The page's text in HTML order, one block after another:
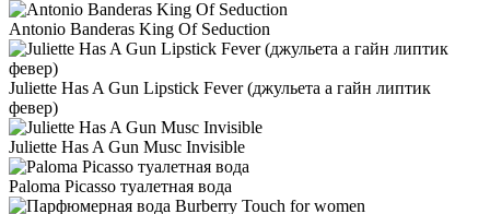
Antonio Banderas King Of Seduction
Juliette Has A Gun Lipstick Fever (джульета а гайн липтик
февер)
Juliette Has A Gun Musc Invisible
Paloma Picasso туалетная вода